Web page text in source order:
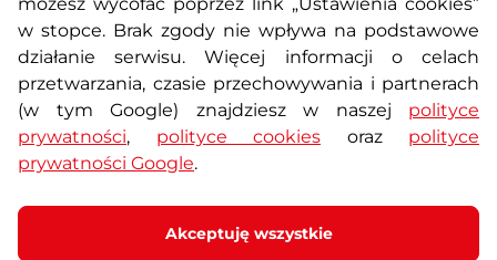
Usługi dodatkowe Reklamacje i serwis
Formularz kontaktowy Wyposażenie siłowni
w stopce. Brak zgody nie wpływa na podstawowe
działanie serwisu. Więcej informacji o celach
przetwarzania, czasie przechowywania i partnerach
(w tym Google) znajdziesz w naszej polityce
prywatności, polityce cookies oraz polityce
prywatności Google.
Akceptuję wszystkie